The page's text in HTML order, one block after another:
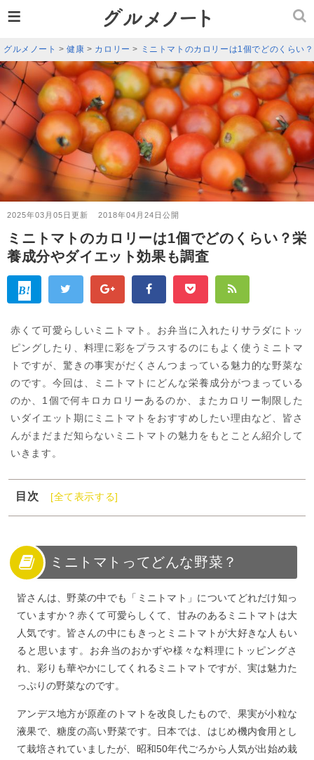
グルメノート >健康 > カロリー > ミニトマトのカロリーは1個でどのくらい
2025年03月05日更新 2018年04月24日公開
ミニトマトのカロリーは1個でどのくらい？栄
養成分やダイエット効果も調査
赤くて可愛らしいミニトマト。お弁当に入れたりサラダにトッ
ピングしたり、料理に彩をプラスするのにもよく使うミニトマ
トですが、驚きの事実がだくさんつまっている魅力的な野菜な
のです。今回は、ミニトマトにどんな栄養成分がつまっている
のか、1個で何キロカロリーあるのか、またカロリー制限した
いダイエット期にミニトマトをおすすめしたい理由など、皆さ
んがまだまだ知らないミニトマトの魅力をもとことん紹介して
いきます。
目次
[全て表示する]
1
ミニトマトってどんな野菜？
3
ミニトマトは生活習慣病の予防にも効果的！
4
ミニトマトのカロリー
5
ミニトマトはカロリーを抑えたいダイエット期におすす
め！
6
ミニトマトは糖質制限ダイエットにも向いているのか？
7
低カロリーなミニトマトのおすすめの調理法
低カロリーだけどミニトマトを食べ過ぎるとどうなる
9
ミニトマトについてのまとめ
ミニトマトってどんな野菜？
皆さんは、野菜の中でも「ミニトマト」についてどれだけ知っ
ていますか？赤くて可愛らしくて、甘みのあるミニトマトは大
人気です。皆さんの中にもきっとミニトマトが大好きな人もい
ると思います。お弁当のおかずや様々な料理にトッピングさ
れ、彩りも華やかにしてくれるミニトマトですが、実は魅力た
っぷりの野菜なのです。
アンデス地方が原産のトマトを改良したもので、果実が小粒な
液果で、糖度の高い野菜です。日本では、はじめ機内食用とし
て栽培されていましたが、昭和50年代ごろから人気が出始め栽
≡